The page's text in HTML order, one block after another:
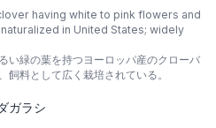
having white to pink flowers and
in United States; widely
い緑の葉を持つヨーロッパ産のクローバ
飼料として広く栽培されている。
ガラシ